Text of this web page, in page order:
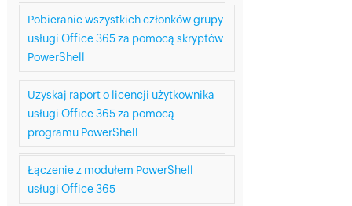
Pobieranie wszystkich członków grupy
usługi Office 365 za pomocą skryptów
PowerShell
Uzyskaj raport o licencji użytkownika
usługi Office 365 za pomocą
programu PowerShell
Łączenie z modułem PowerShell
usługi Office 365